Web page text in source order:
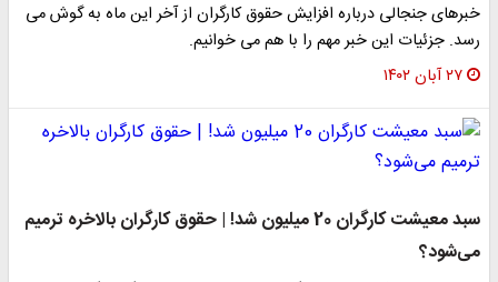
خبرهای جنجالی درباره افزایش حقوق کارگران از آخر این ماه به گوش می
رسد. جزئیات این خبر مهم را با هم می خوانیم.
۲۷ آبان ۱۴۰۲
سبد معیشت کارگران 20 میلیون شد! | حقوق کارگران بالاخره ترمیم
می‌شود؟